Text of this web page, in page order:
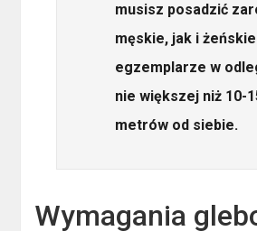
musisz posadzić
męskie, jak i żeńskie
egzemplarze w
nie większej niż 10-
metrów od siebie.
Wymagania